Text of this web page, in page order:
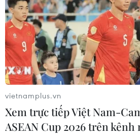
Thành ủy Đà Nẵng chỉ
phòng chống virus corona
01/02/2020 05:33
Ngày 1/2, Phó Chủ tịch Ủy ban
Nẵng Lê Trung Chinh đã có văn
vietnamplus.vn
Xem trực tiếp Việt Nam-
ASEAN Cup 2026 trên kênh